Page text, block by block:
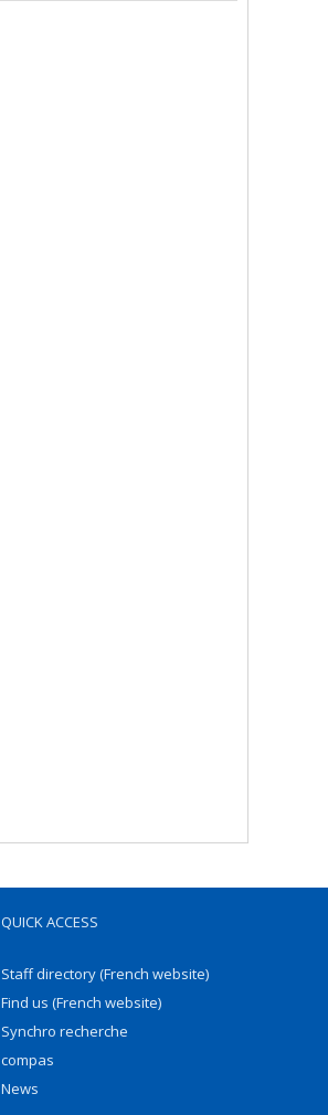
QUICK ACCESS
Staff directory (French website)
Find us (French website)
Synchro recherche
compas
News